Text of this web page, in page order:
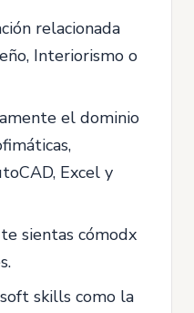
relacionada
Interiorismo o
el dominio
Excel y
sientas cómodx
skills como la